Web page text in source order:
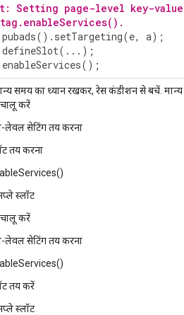
Setting page-level key-
pubads(). setTargeting(e, a);
defineSlot(...);
enableServices();
समय का ध्यान रखकर, रेस कंडीशन से बचें.
करें
लेवल सेटिंग तय करना
तय करना
स्लॉट
करें
लेवल सेटिंग तय करना
तय करें
स्लॉट